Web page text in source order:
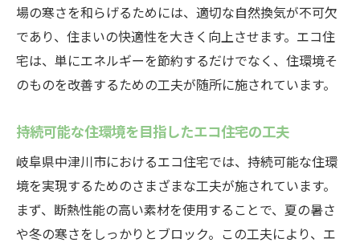
省エネと快適性を両立するエコ住宅の空調シス
テムの魅力
空調の進化が支えるエコ住宅の快適性
エコ住宅における快適性向上のポイント
新しい空調システムがもたらす暮らしの変
革
省エネ空調の導入で得られるメリット
エコ住宅で実現する快適な暮らしの秘訣
場の寒さを和らげるためには、適切な自然換気が不可欠
であり、住まいの快適性を大きく向上させます。エコ住
宅は、単にエネルギーを節約するだけでなく、住環境そ
のものを改善するための工夫が随所に施されています。
持続可能な住環境を目指したエコ住宅の工夫
岐阜県中津川市におけるエコ住宅では、持続可能な住環
境を実現するためのさまざまな工夫が施されています。
まず、断熱性能の高い素材を使用することで、夏の暑さ
や冬の寒さをしっかりとブロック。この工夫により、エ